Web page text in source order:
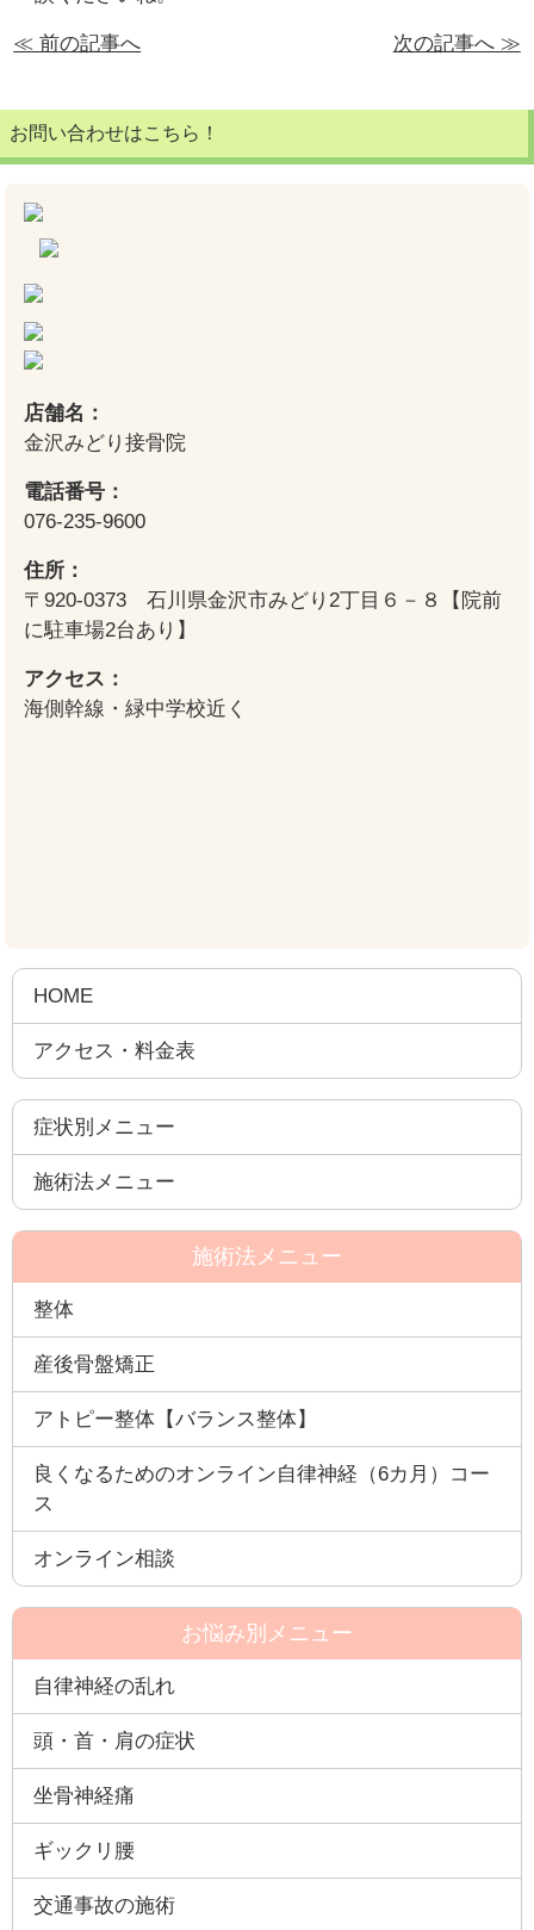
≪ 前の記事へ 次の記事へ ≫
お問い合わせはこちら！
店舗名：
金沢みどり接骨院
電話番号：
076-235-9600
住所：
〒920-0373 石川県金沢市みどり2丁目６－８【院前
に駐車場2台あり】
アクセス：
海側幹線・緑中学校近く
HOME
アクセス・料金表
症状別メニュー
施術法メニュー
施術法メニュー
整体
産後骨盤矯正
アトピー整体【バランス整体】
良くなるためのオンライン自律神経（6カ月）コー
ス
オンライン相談
お悩み別メニュー
自律神経の乱れ
頭・首・肩の症状
坐骨神経痛
ギックリ腰
交通事故の施術